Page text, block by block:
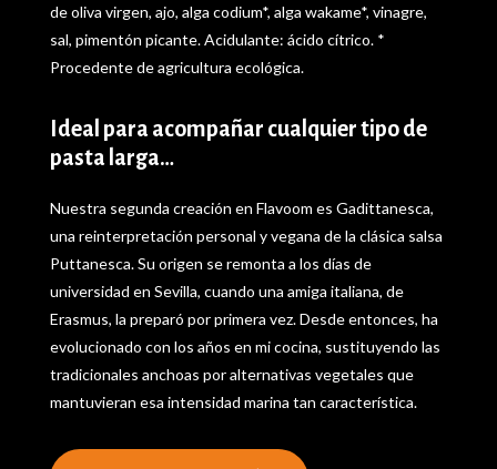
de oliva virgen, ajo, alga codium*, alga wakame*, vinagre,
sal, pimentón picante. Acidulante: ácido cítrico. *
Procedente de agricultura ecológica.
Ideal para acompañar cualquier tipo de
pasta larga…
Nuestra segunda creación en Flavoom es Gadittanesca,
una reinterpretación personal y vegana de la clásica salsa
Puttanesca. Su origen se remonta a los días de
universidad en Sevilla, cuando una amiga italiana, de
Erasmus, la preparó por primera vez. Desde entonces, ha
evolucionado con los años en mi cocina, sustituyendo las
tradicionales anchoas por alternativas vegetales que
mantuvieran esa intensidad marina tan característica.